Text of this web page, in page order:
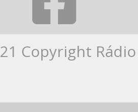
Copyright